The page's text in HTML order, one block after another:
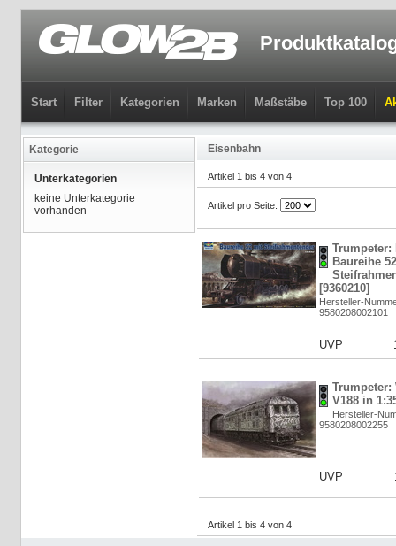
Start Filter Kategorien Marken Maßstäbe Top 100
Kategorie
Unterkategorien
keine Unterkategorie
vorhanden
Eisenbahn
Artikel 1 bis 4 von 4
Artikel pro Seite:
Baureihe
[9360210]
Hersteller-
9580208002101
UVP
Trumpeter:
V188 in
Hersteller-
9580208002255
UVP
Artikel 1 bis 4 von 4